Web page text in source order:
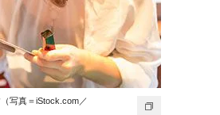
写真＝iStock.com／